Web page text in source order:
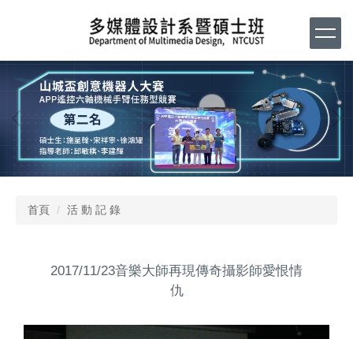
要
區
首頁 活 動 記 錄
2017/11/23音樂大師再現傳奇攝影師愛恨情
仇